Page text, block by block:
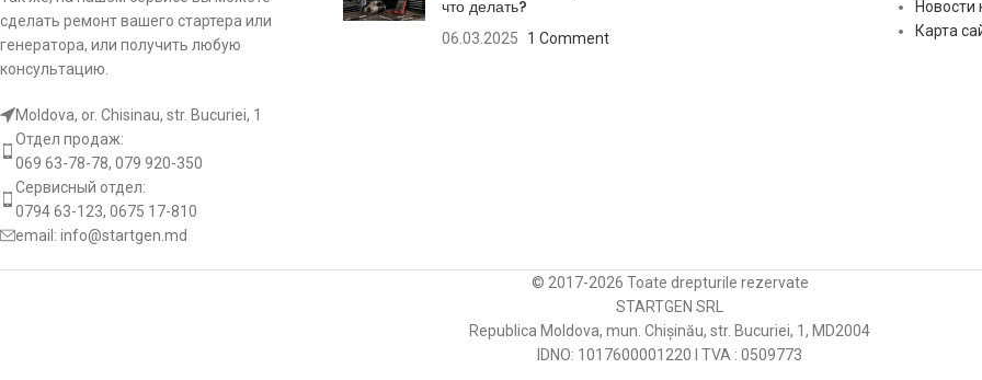
сделать ремонт вашего стартера или
генератора, или получить любую
консультацию.
Moldova, or. Chisinau, str. Bucuriei, 1
Отдел продаж:
069 63-78-78, 079 920-350
Сервисный отдел:
0794 63-123, 0675 17-810
email: info@startgen.md
что делать?
06.03.2025 1 Comment
Новости
Карта
© 2017-2026 Toate drepturile rezervate
STARTGEN SRL
Republica Moldova, mun. Chișinău, str. Bucuriei, 1, MD2004
IDNO: 1017600001220 I TVA : 0509773